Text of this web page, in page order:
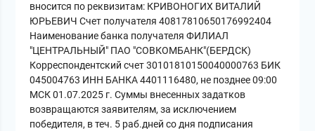
вносится по реквизитам: КРИВОНОГИХ ВИТАЛИЙ
ЮРЬЕВИЧ Счет получателя 40817810650176992404
Наименование банка получателя ФИЛИАЛ
"ЦЕНТРАЛЬНЫЙ" ПАО "СОВКОМБАНК"(БЕРДСК)
Корреспондентский счет 30101810150040000763 БИК
045004763 ИНН БАНКА 4401116480, не позднее 09:00
МСК 01.07.2025 г. Суммы внесенных задатков
возвращаются заявителям, за исключением
победителя, в теч. 5 раб.дней со дня подписания